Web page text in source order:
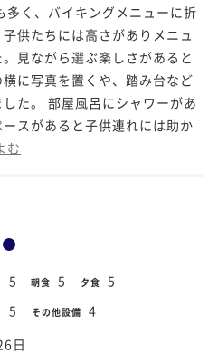
く、バイキングメニューに折
供たちには高さがありメニュ
見ながら選ぶ楽しさがあると
に写真を置くや、踏み台など
た。 部屋風呂にシャワーがあ
スがあると子供連れには助か
む
5 朝食 5 夕食 5
5 その他設備 4
日